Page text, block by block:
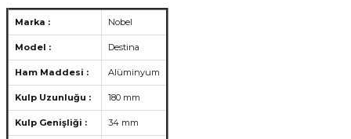
Marka : Nobel
Model : Destina
Ham Maddesi : Alüminyum
Kulp Uzunluğu : 180 mm
Kulp Genişliği : 34 mm